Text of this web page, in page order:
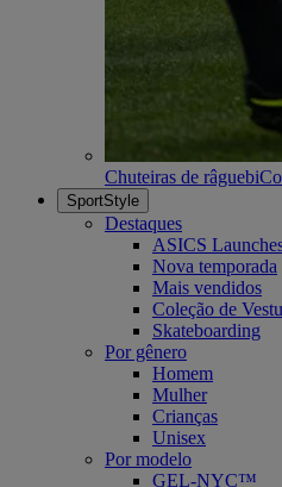
Chuteiras de râguebi
SportStyle
Destaques
ASICS
Nova temporada
Mais vendidos
Coleção de
Skateboarding
Por gênero
Homem
Mulher
Crianças
Unisex
Por modelo
GEL-NYC™